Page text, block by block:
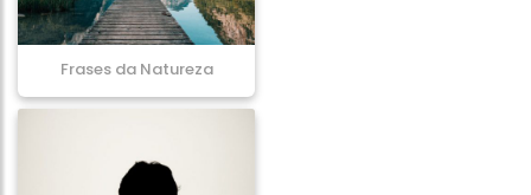
Frases da Natureza